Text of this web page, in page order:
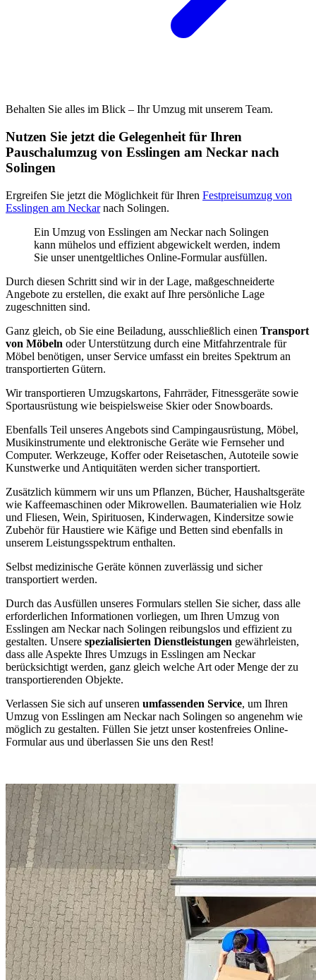
Behalten Sie alles im Blick – Ihr Umzug mit unserem Team.
Nutzen Sie jetzt die Gelegenheit für Ihren
Pauschalumzug von Esslingen am Neckar nach
Solingen
Ergreifen Sie jetzt die Möglichkeit für Ihren Festpreisumzug von
Esslingen am Neckarnach Solingen.
Ein Umzug von Esslingen am Neckar nach Solingen
kann mühelos und effizient abgewickelt werden, indem
Sie unser unentgeltliches Online-Formular ausfüllen.
Durch diesen Schritt sind wir in der Lage, maßgeschneiderte
Angebote zu erstellen, die exakt auf Ihre persönliche Lage
zugeschnitten sind.
Ganz gleich, ob Sie eine Beiladung, ausschließlich einen Transport
von Möbeln oder Unterstützung durch eine Mitfahrzentrale für
Möbel benötigen, unser Service umfasst ein breites Spektrum an
transportierten Gütern.
Wir transportieren Umzugskartons, Fahrräder, Fitnessgeräte sowie
Sportausrüstung wie beispielsweise Skier oder Snowboards.
Ebenfalls Teil unseres Angebots sind Campingausrüstung, Möbel,
Musikinstrumente und elektronische Geräte wie Fernseher und
Computer. Werkzeuge, Koffer oder Reisetaschen, Autoteile sowie
Kunstwerke und Antiquitäten werden sicher transportiert.
Zusätzlich kümmern wir uns um Pflanzen, Bücher, Haushaltsgeräte
wie Kaffeemaschinen oder Mikrowellen. Baumaterialien wie Holz
und Fliesen, Wein, Spirituosen, Kinderwagen, Kindersitze sowie
Zubehör für Haustiere wie Käfige und Betten sind ebenfalls in
unserem Leistungsspektrum enthalten.
Selbst medizinische Geräte können zuverlässig und sicher
transportiert werden.
Durch das Ausfüllen unseres Formulars stellen Sie sicher, dass alle
erforderlichen Informationen vorliegen, um Ihren Umzug von
Esslingen am Neckar nach Solingen reibungslos und effizient zu
gestalten. Unsere spezialisierten Dienstleistungen gewährleisten,
dass alle Aspekte Ihres Umzugs in Esslingen am Neckar
berücksichtigt werden, ganz gleich welche Art oder Menge der zu
transportierenden Objekte.
Verlassen Sie sich auf unseren umfassenden Service, um Ihren
Umzug von Esslingen am Neckar nach Solingen so angenehm wie
möglich zu gestalten. Füllen Sie jetzt unser kostenfreies Online-
Formular aus und überlassen Sie uns den Rest!